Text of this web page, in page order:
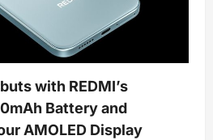
with REDMI’s
Battery and
AMOLED Display